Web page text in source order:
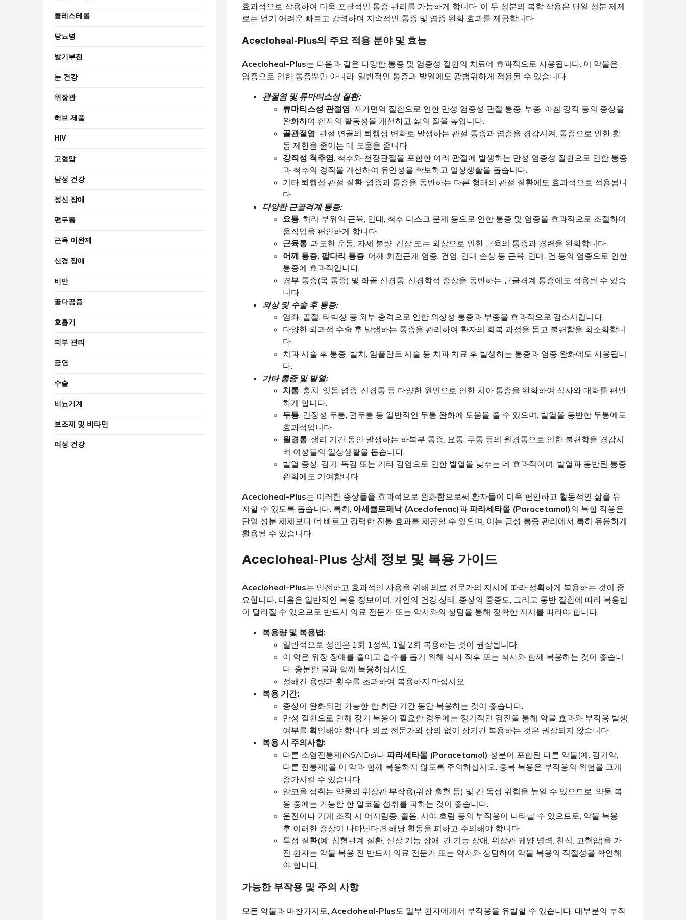
콜레스테롤
당뇨병
발기부전
눈 건강
위장관
허브 제품
HIV
고혈압
남성 건강
정신 장애
편두통
근육 이완제
신경 장애
비만
골다공증
호흡기
피부 관리
금연
수술
비뇨기계
보조제 및 비타민
여성 건강
효과적으로 작용하여 더욱 포괄적인 통증 관리를 가능하게 합니다. 이 두 성분의 복합 작용은 단일 성분 제제
로는 얻기 어려운 빠르고 강력하며 지속적인 통증 및 염증 완화 효과를 제공합니다.
Acecloheal-Plus의 주요 적용 분야 및 효능
Acecloheal-Plus는 다음과 같은 다양한 통증 및 염증성 질환의 치료에 효과적으로 사용됩니다. 이 약물은
염증으로 인한 통증뿐만 아니라, 일반적인 통증과 발열에도 광범위하게 적용될 수 있습니다.
관절염 및 류마티스성 질환:
류마티스성 관절염: 자가면역 질환으로 인한 만성 염증성 관절 통증, 부종, 아침 강직 등의 증상을
완화하여 환자의 활동성을 개선하고 삶의 질을 높입니다.
골관절염: 관절 연골의 퇴행성 변화로 발생하는 관절 통증과 염증을 경감시켜, 통증으로 인한 활
동 제한을 줄이는 데 도움을 줍니다.
강직성 척추염: 척추와 천장관절을 포함한 여러 관절에 발생하는 만성 염증성 질환으로 인한 통증
과 척추의 경직을 개선하여 유연성을 확보하고 일상생활을 돕습니다.
기타 퇴행성 관절 질환: 염증과 통증을 동반하는 다른 형태의 관절 질환에도 효과적으로 적용됩니
다.
다양한 근골격계 통증:
요통: 허리 부위의 근육, 인대, 척추 디스크 문제 등으로 인한 통증 및 염증을 효과적으로 조절하여
움직임을 편안하게 합니다.
근육통: 과도한 운동, 자세 불량, 긴장 또는 외상으로 인한 근육의 통증과 경련을 완화합니다.
어깨 통증, 팔다리 통증: 어깨 회전근개 염증, 건염, 인대 손상 등 근육, 인대, 건 등의 염증으로 인한
통증에 효과적입니다.
경부 통증(목 통증) 및 좌골 신경통: 신경학적 증상을 동반하는 근골격계 통증에도 적용될 수 있습
니다.
외상 및 수술 후 통증:
염좌, 골절, 타박상 등 외부 충격으로 인한 외상성 통증과 부종을 효과적으로 감소시킵니다.
다양한 외과적 수술 후 발생하는 통증을 관리하여 환자의 회복 과정을 돕고 불편함을 최소화합니
다.
치과 시술 후 통증: 발치, 임플란트 시술 등 치과 치료 후 발생하는 통증과 염증 완화에도 사용됩니
다.
기타 통증 및 발열:
치통: 충치, 잇몸 염증, 신경통 등 다양한 원인으로 인한 치아 통증을 완화하여 식사와 대화를 편안
하게 합니다.
두통: 긴장성 두통, 편두통 등 일반적인 두통 완화에 도움을 줄 수 있으며, 발열을 동반한 두통에도
효과적입니다.
월경통: 생리 기간 동안 발생하는 하복부 통증, 요통, 두통 등의 월경통으로 인한 불편함을 경감시
켜 여성들의 일상생활을 돕습니다.
발열 증상: 감기, 독감 또는 기타 감염으로 인한 발열을 낮추는 데 효과적이며, 발열과 동반된 통증
완화에도 기여합니다.
Acecloheal-Plus는 이러한 증상들을 효과적으로 완화함으로써 환자들이 더욱 편안하고 활동적인 삶을 유
지할 수 있도록 돕습니다. 특히, 아세클로페낙 (Aceclofenac)과 파라세타몰 (Paracetamol)의 복합 작용은
단일 성분 제제보다 더 빠르고 강력한 진통 효과를 제공할 수 있으며, 이는 급성 통증 관리에서 특히 유용하게
활용될 수 있습니다.
Acecloheal-Plus 상세 정보 및 복용 가이드
Acecloheal-Plus는 안전하고 효과적인 사용을 위해 의료 전문가의 지시에 따라 정확하게 복용하는 것이 중
요합니다. 다음은 일반적인 복용 정보이며, 개인의 건강 상태, 증상의 중증도, 그리고 동반 질환에 따라 복용법
이 달라질 수 있으므로 반드시 의료 전문가 또는 약사와의 상담을 통해 정확한 지시를 따라야 합니다.
복용량 및 복용법:
일반적으로 성인은 1회 1정씩, 1일 2회 복용하는 것이 권장됩니다.
이 약은 위장 장애를 줄이고 흡수를 돕기 위해 식사 직후 또는 식사와 함께 복용하는 것이 좋습니
다. 충분한 물과 함께 복용하십시오.
정해진 용량과 횟수를 초과하여 복용하지 마십시오.
복용 기간:
증상이 완화되면 가능한 한 최단 기간 동안 복용하는 것이 좋습니다.
만성 질환으로 인해 장기 복용이 필요한 경우에는 정기적인 검진을 통해 약물 효과와 부작용 발생
여부를 확인해야 합니다. 의료 전문가와 상의 없이 장기간 복용하는 것은 권장되지 않습니다.
복용 시 주의사항:
다른 소염진통제(NSAIDs)나 파라세타몰 (Paracetamol) 성분이 포함된 다른 약물(예: 감기약,
다른 진통제)을 이 약과 함께 복용하지 않도록 주의하십시오. 중복 복용은 부작용의 위험을 크게
증가시킬 수 있습니다.
알코올 섭취는 약물의 위장관 부작용(위장 출혈 등) 및 간 독성 위험을 높일 수 있으므로, 약물 복
용 중에는 가능한 한 알코올 섭취를 피하는 것이 좋습니다.
운전이나 기계 조작 시 어지럼증, 졸음, 시야 흐림 등의 부작용이 나타날 수 있으므로, 약물 복용
후 이러한 증상이 나타난다면 해당 활동을 피하고 주의해야 합니다.
특정 질환(예: 심혈관계 질환, 신장 기능 장애, 간 기능 장애, 위장관 궤양 병력, 천식, 고혈압)을 가
진 환자는 약물 복용 전 반드시 의료 전문가 또는 약사와 상담하여 약물 복용의 적절성을 확인해
야 합니다.
가능한 부작용 및 주의 사항
모든 약물과 마찬가지로, Acecloheal-Plus 도 일부 환자에게서 부작용을 유발할 수 있습니다. 대부분의 부작